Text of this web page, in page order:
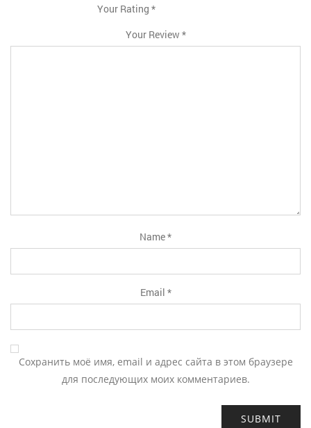
Your Rating *
1 4
Your Review *
Name*
Email *
Сохранить моё имя, email и адрес сайта в этом браузере
для последующих моих комментариев.